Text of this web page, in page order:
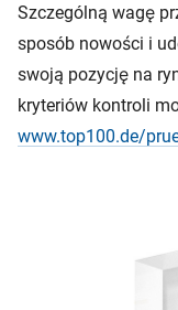
Szczególną wagę
sposób nowości i
swoją pozycję na
kryteriów kontroli
www.top100.de/